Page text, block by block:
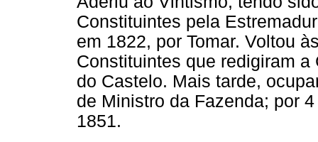
Constituintes pela
em 1822, por Tomar. Voltou
Constituintes que redigiram
do Castelo. Mais tarde,
de Ministro da Fazenda; por
1851.